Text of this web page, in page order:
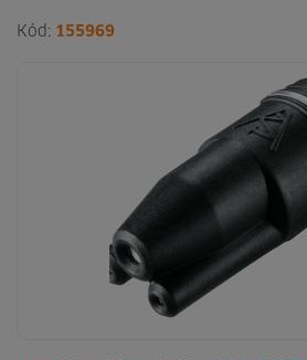
Kód: 155969